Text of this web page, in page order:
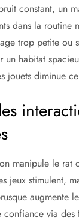
constant, un
dans la routine
trop petite ou
un habitat
jouets diminue
manipule le rat
jeux stimulent,
augmente
confiance via des